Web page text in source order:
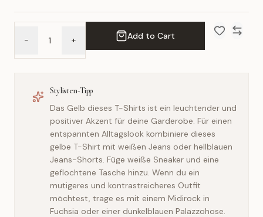
- + Add to Cart
Stylisten-Tipp
Das Gelb dieses T-Shirts ist ein leuchtender und
positiver Akzent für deine Garderobe. Für einen
entspannten Alltagslook kombiniere dieses
gelbe T-Shirt mit weißen Jeans oder hellblauen
Jeans-Shorts. Füge weiße Sneaker und eine
geflochtene Tasche hinzu. Wenn du ein
mutigeres und kontrastreicheres Outfit
möchtest, trage es mit einem Midirock in
Fuchsia oder einer dunkelblauen Palazzohose.